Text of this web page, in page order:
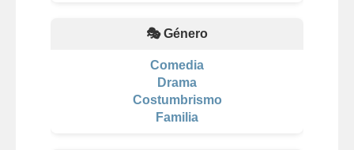
🎭 Género
Comedia
Drama
Costumbrismo
Familia